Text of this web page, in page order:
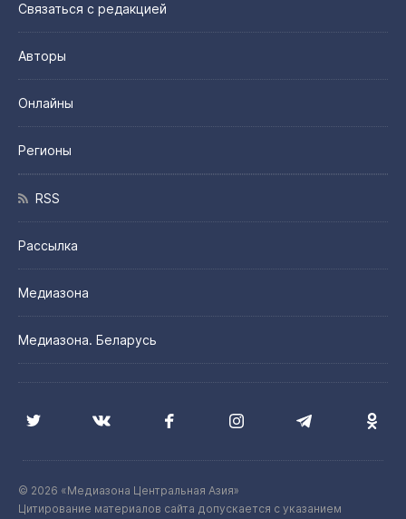
Связаться с редакцией
Авторы
Онлайны
Регионы
RSS
Рассылка
Медиазона
Медиазона. Беларусь
© 2026 «Медиазона Центральная Азия»
Цитирование материалов сайта допускается с указанием